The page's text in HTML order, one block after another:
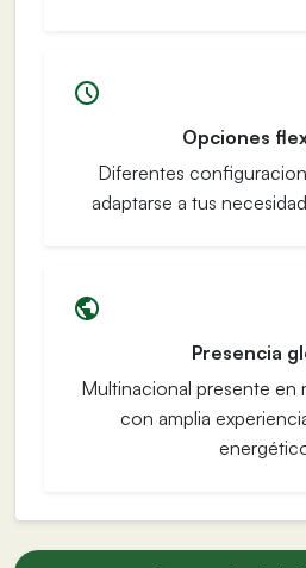
Opciones
Diferentes
adaptarse a tus
Presencia
Multinacional presente en
con amplia